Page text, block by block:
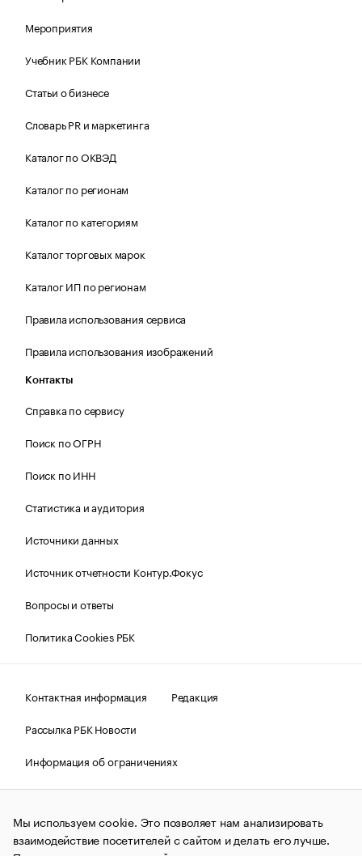
Мероприятия
Учебник РБК Компании
Статьи о бизнесе
Словарь PR и маркетинга
Каталог по ОКВЭД
Каталог по регионам
Каталог по категориям
Каталог торговых марок
Каталог ИП по регионам
Правила использования сервиса
Правила использования изображений
Контакты
Справка по сервису
Поиск по ОГРН
Поиск по ИНН
Статистика и аудитория
Источники данных
Источник отчетности Контур.Фокус
Вопросы и ответы
Политика Cookies РБК
Контактная информация
Редакция
Рассылка РБК Новости
Информация об ограничениях
Правовая информация
О соблюдении авторских прав
© АО «РОСБИЗНЕСКОНСАЛТИНГ»,1995–2026.Сообщения
и материалы информационного агентства «РБК»
(зарегистрировано Федеральной службой по надзору в сфере
Мы используем cookie. Это позволяет нам анализировать
взаимодействие посетителей с сайтом и делать его лучше.